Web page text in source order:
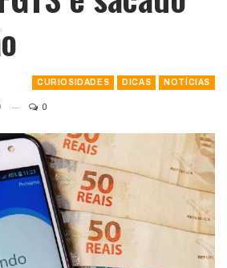
CURIOSIDADES DICAS NOTÍCIAS
0